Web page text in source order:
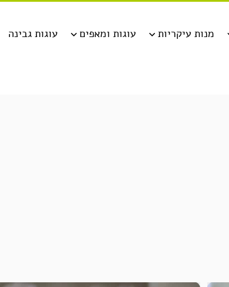
עוגות גבינה עוגות ומאפים מנות עיקריות